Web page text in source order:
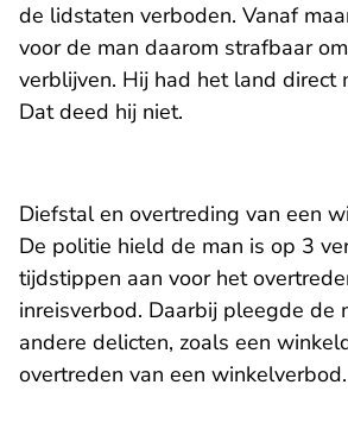
de lidstaten verboden. Vanaf
voor de man daarom strafbaar
verblijven. Hij had het land direct
Dat deed hij niet.
Diefstal en overtreding van een
De politie hield de man is op 3
tijdstippen aan voor het
inreisverbod. Daarbij pleegde de
andere delicten, zoals een
overtreden van een winkelverbod.